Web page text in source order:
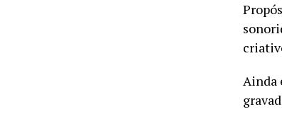
Ainda